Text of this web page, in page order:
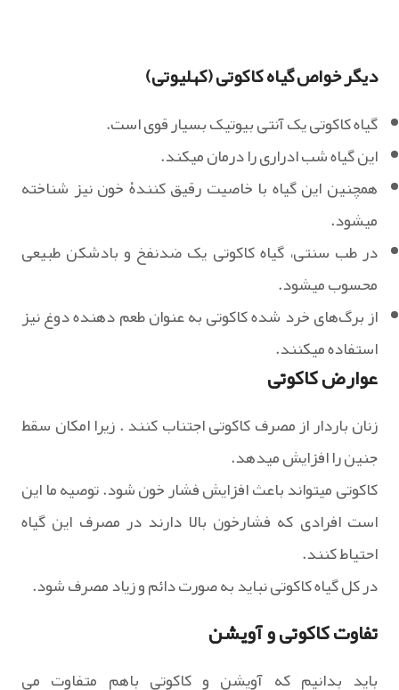
دیگر خواص گیاه کاکوتی (کهلیوتی)
گیاه کاکوتی یک آنتی بیوتیک بسیار قوی است.
این گیاه شب ادراری را درمان میکند.
همچنین این گیاه با خاصیت رقیق کنندۀ خون نیز شناخته
میشود.
در طب سنتی، گیاه کاکوتی یک ضدنفخ و بادشکن طبیعی
محسوب میشود.
از برگ‌های خرد شده کاکوتی به عنوان طعم دهنده دوغ نیز
استفاده میکنند.
عوارض کاکوتی
زنان باردار از مصرف کاکوتی اجتناب کنند . زیرا امکان سقط
جنین را افزایش میدهد.
کاکوتی میتواند باعث افزایش فشار خون شود. توصیه ما این
است افرادی که فشارخون بالا دارند در مصرف این گیاه
احتیاط کنند.
در کل گیاه کاکوتی نباید به صورت دائم و زیاد مصرف شود.
تفاوت کاکوتی و آویشن
باید بدانیم که آویشن و کاکوتی باهم متفاوت می